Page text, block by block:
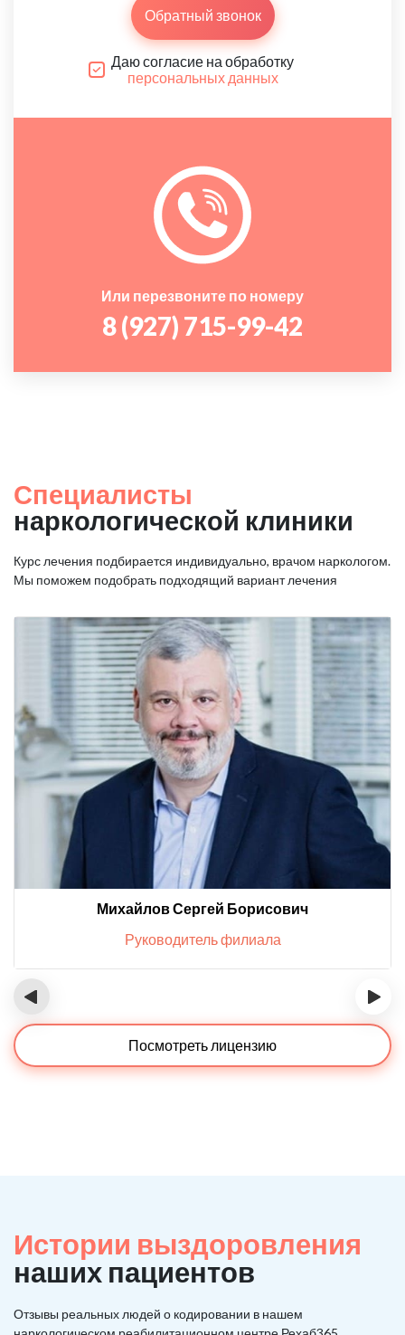
Обратный звонок
Даю согласие на обработку
персональных данных
Или перезвоните по номеру
8 (927) 715-99-42
Специалисты
наркологической клиники
Курс лечения подбирается индивидуально, врачом наркологом.
Мы поможем подобрать подходящий вариант лечения
Михайлов Сергей Борисович
Руководитель филиала
‹ ›
Посмотреть лицензию
Истории выздоровления
наших пациентов
Отзывы реальных людей о кодировании в нашем